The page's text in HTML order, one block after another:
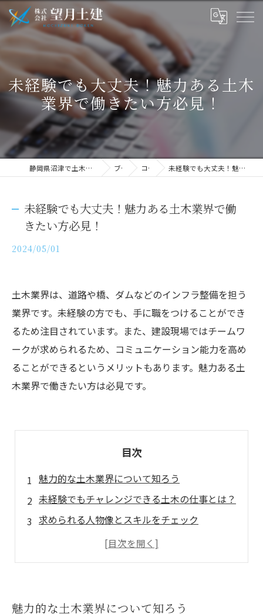
未経験でも大丈夫！魅力ある土木
業界で働きたい方必見！
静岡県沼津で土木の求人なら株式会社望月土建 ブログ コラム 未経験でも大丈夫！魅力ある土木業界で働きたい方必見！
未経験でも大丈夫！魅力ある土木業界で働
きたい方必見！
2024/05/01
土木業界は、道路や橋、ダムなどのインフラ整備を担う
業界です。未経験の方でも、手に職をつけることができ
るため注目されています。また、建設現場ではチームワ
ークが求められるため、コミュニケーション能力を高め
ることができるというメリットもあります。魅力ある土
木業界で働きたい方は必見です。
目次
魅力的な土木業界について知ろう
未経験でもチャレンジできる土木の仕事とは？
求められる人物像とスキルをチェック
転職前の注意点と成功の秘訣
最近注目される土木業界のトレンドとは？
魅力的な土木業界について知ろう